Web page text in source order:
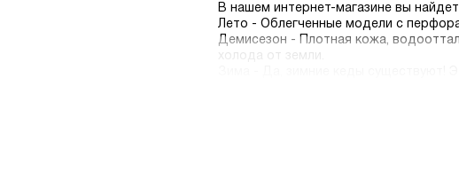
В нашем интернет-магазине вы
Лето - Облегченные модели с
Демисезон - Плотная кожа,
холода от земли.
Мы сделали все, чтобы шопинг был